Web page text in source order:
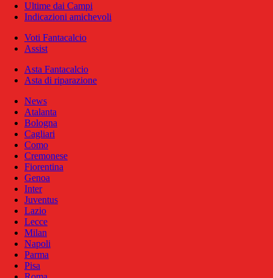
Ultime dai Campi
Indicazioni amichevoli
Voti Fantacalcio
Assist
Asta Fantacalcio
Asta di riparazione
News
Atalanta
Bologna
Cagliari
Como
Cremonese
Fiorentina
Genoa
Inter
Juventus
Lazio
Lecce
Milan
Napoli
Parma
Pisa